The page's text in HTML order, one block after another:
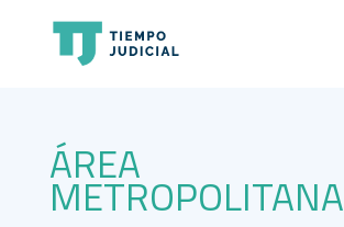
ÁREA
METROPOLITANA